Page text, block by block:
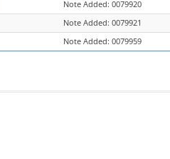
Note Added: 0079920
Note Added: 0079921
Note Added: 0079959